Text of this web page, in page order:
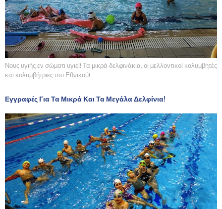
Νους υγιής εν σώματι υγιεί! Τα μικρά δελφινάκια, οι μελλοντικοί κολυμβητές
και κολυμβήτριες του Εθνικού!
Εγγραφές Για Τα Μικρά Και Τα Μεγάλα Δελφίνια!